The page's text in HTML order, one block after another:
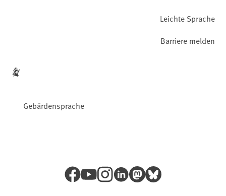
Leichte Sprache
Gebärdensprache
Barriere melden